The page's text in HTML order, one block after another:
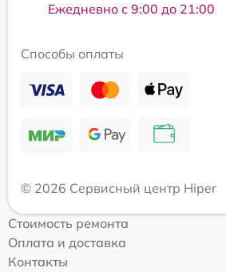
Ежедневно с 9:00 до 21:00
Способы оплаты
© 2026 Сервисный центр Hiper
Стоимость ремонта
Оплата и доставка
Контакты